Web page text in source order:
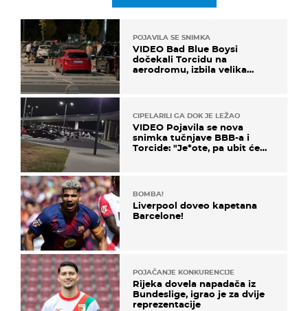
POJAVILA SE SNIMKA
VIDEO Bad Blue Boysi
dočekali Torcidu na
aerodromu, izbila velika
CIPELARILI GA DOK JE LEŽAO
VIDEO Pojavila se nova
snimka tučnjave BBB-a i
Torcide: "Je*ote, pa ubit će
BOMBA!
Liverpool doveo kapetana
Barcelone!
POJAČANJE KONKURENCIJE
Rijeka dovela napadača iz
Bundeslige, igrao je za dvije
reprezentacije